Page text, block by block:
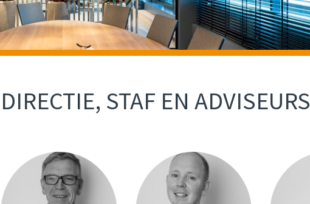
DIRECTIE, STAF EN ADVISEURS